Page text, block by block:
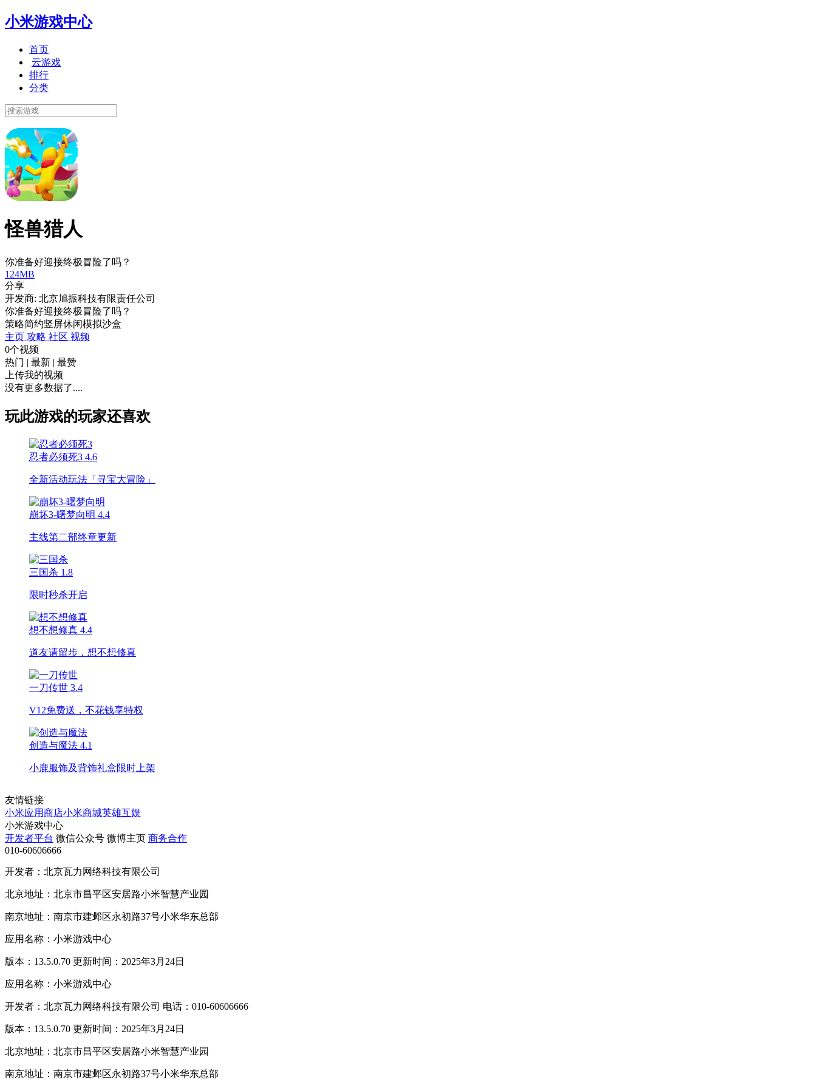
小米游戏中心
首页
云游戏
排行
分类
怪兽猎人
你准备好迎接终极冒险了吗？
124MB
分享
开发商: 北京旭振科技有限责任公司
你准备好迎接终极冒险了吗？
策略简约竖屏休闲模拟沙盒
主页 攻略 社区 视频
0个视频
热门 | 最新 | 最赞
上传我的视频
没有更多数据了....
玩此游戏的玩家还喜欢
忍者必须死3 4.6
全新活动玩法「寻宝大冒险」
崩坏3-曙梦向明 4.4
主线第二部终章更新
三国杀 1.8
限时秒杀开启
想不想修真 4.4
道友请留步，想不想修真
一刀传世 3.4
V12免费送，不花钱享特权
创造与魔法 4.1
小鹿服饰及背饰礼盒限时上架
友情链接
小米应用商店小米商城英雄互娱
小米游戏中心
开发者平台 微信公众号 微博主页 商务合作
010-60606666
开发者：北京瓦力网络科技有限公司
北京地址：北京市昌平区安居路小米智慧产业园
南京地址：南京市建邺区永初路37号小米华东总部
应用名称：小米游戏中心
版本：13.5.0.70 更新时间：2025年3月24日
应用名称：小米游戏中心
开发者：北京瓦力网络科技有限公司 电话：010-60606666
版本：13.5.0.70 更新时间：2025年3月24日
北京地址：北京市昌平区安居路小米智慧产业园
南京地址：南京市建邺区永初路37号小米华东总部